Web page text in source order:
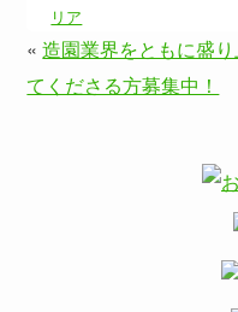
リア
«造園業界をともに盛
てくださる方募集中！